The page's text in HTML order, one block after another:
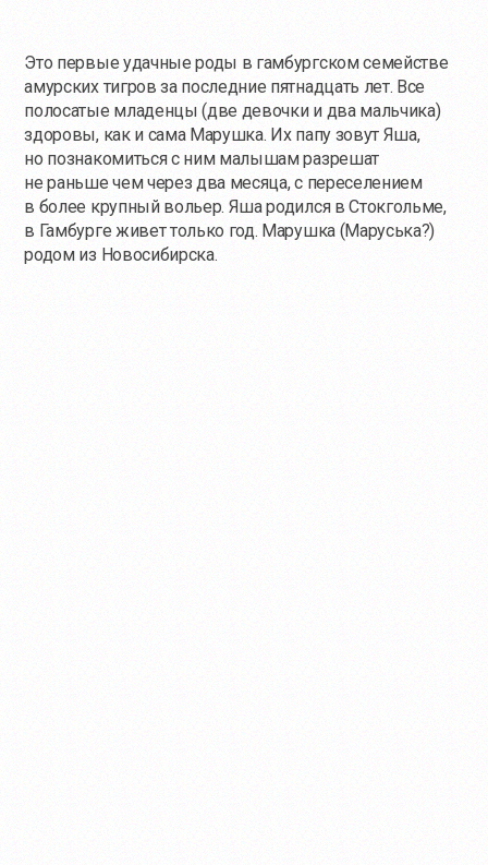
Это первые удачные роды в гамбургском семействе
амурских тигров за последние пятнадцать лет. Все
полосатые младенцы (две девочки и два мальчика)
здоровы, как и сама Марушка. Их папу зовут Яша,
но познакомиться с ним малышам разрешат
не раньше чем через два месяца, с переселением
в более крупный вольер. Яша родился в Стокгольме,
в Гамбурге живет только год. Марушка (Маруська?)
родом из Новосибирска.